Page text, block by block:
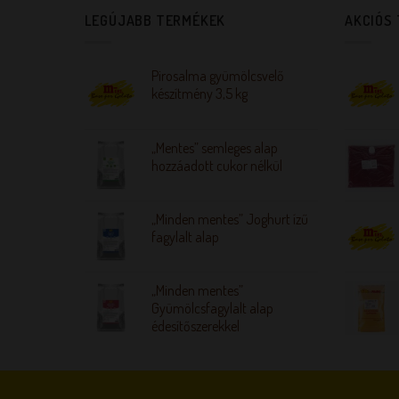
LEGÚJABB TERMÉKEK
Pirosalma gyümölcsvelő
készítmény 3,5 kg
„Mentes” semleges alap
hozzáadott cukor nélkül
„Minden mentes” Joghurt ízű
fagylalt alap
„Minden mentes”
Gyümölcsfagylalt alap
édesítőszerekkel
AKCIÓS